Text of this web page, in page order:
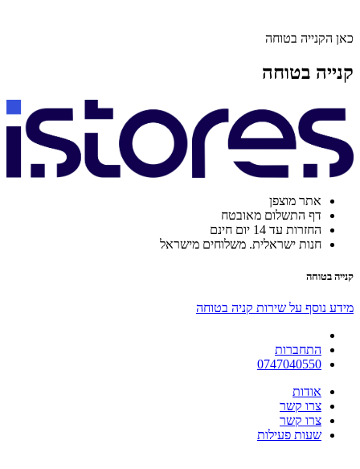
כאן הקנייה בטוחה
קנייה בטוחה
אתר מוצפן
דף התשלום מאובטח
החזרות עד 14 יום חינם
חנות ישראלית. משלוחים מישראל
קנייה בטוחה
מידע נוסף על שירות קניה בטוחה
התחברות
0747040550
אודות
צרו קשר
צרו קשר
שעות פעילות